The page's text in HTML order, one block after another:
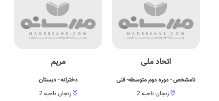
اتحاد ملی
نامشخص - دوره دوم متوسطه- فنی
زنجان ناحیه 2
مریم
دخترانه - دبستان
زنجان ناحیه 2